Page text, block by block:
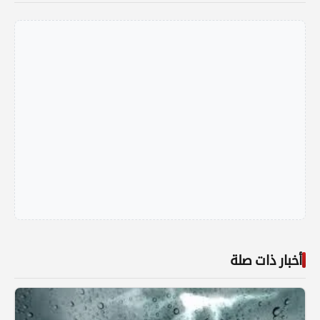
أخبار ذات صلة